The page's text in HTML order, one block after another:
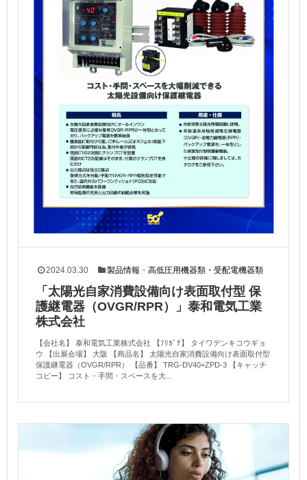
2024.03.30 製品情報 ・高低圧用機器類・受配電機器類
「太陽光自家消費設備向け表面取付型 保
護継電器（OVGR/RPR）」泰和電気工業
株式会社
【会社名】 泰和電気工業株式会社 【ﾌﾘｶﾞﾅ】 タイワデンキコウギョ
ウ 【出展会場】 大阪 【商品名】 太陽光自家消費設備向け表面取付型
保護継電器（OVGR/RPR） 【品番】 TRG-DV40+ZPD-3 【キャッチ
コピー】 コスト・手間・スペースを大...